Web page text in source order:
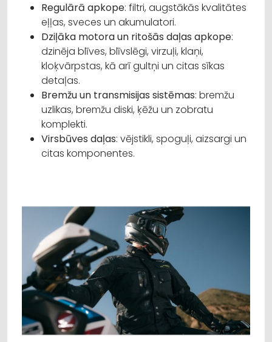
Regulārā apkope: filtri, augstākās kvalitātes
eļļas, sveces un akumulatori.
Dziļāka motora un ritošās daļas apkope:
dzinēja blīves, blīvslēgi, virzuļi, klaņi,
kloķvārpstas, kā arī gultņi un citas sīkas
detaļas.
Bremžu un transmisijas sistēmas: bremžu
uzlikas, bremžu diski, ķēžu un zobratu
komplekti.
Virsbūves daļas: vējstikli, spoguļi, aizsargi un
citas komponentes.